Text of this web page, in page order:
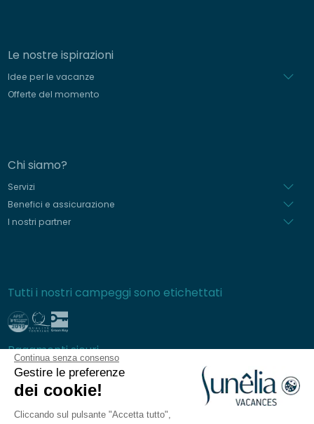
Continua senza consenso
Gestire le preferenze
dei cookie!
Cliccando sul pulsante "Accetta tutto",
Le nostre ispirazioni
Idee per le vacanze
Offerte del momento
Chi siamo?
Servizi
Benefici e assicurazione
I nostri partner
Tutti i nostri campeggi sono etichettati
Pagamenti sicuri